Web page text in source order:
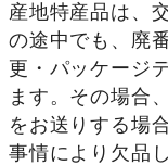
産地特産品は、
の途中でも、廃
更・パッケージ
ます。その場合
をお送りする場
事情により欠品